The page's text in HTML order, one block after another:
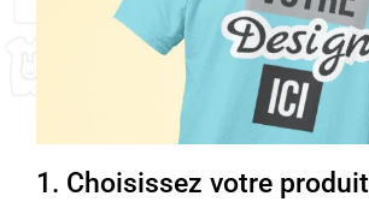
1. Choisissez votre produit